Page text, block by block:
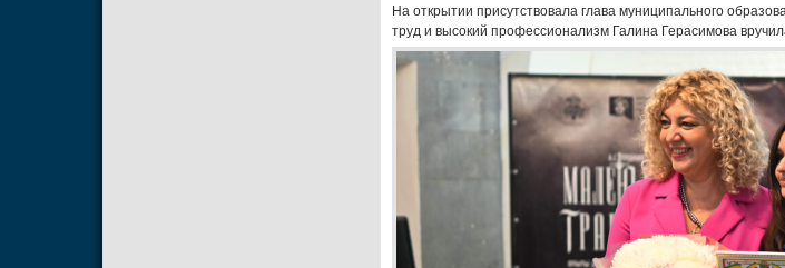
На открытии присутствовала глава муниципального
труд и высокий профессионализм Галина Герасимова